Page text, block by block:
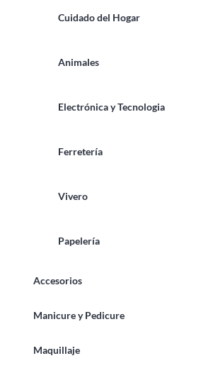
Cuidado del Hogar
Animales
Electrónica y Tecnologia
Ferretería
Vivero
Papelería
Accesorios
Manicure y Pedicure
Maquillaje